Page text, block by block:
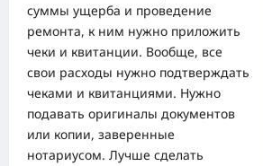
суммы ущерба и проведение
ремонта, к ним нужно приложить
чеки и квитанции. Вообще, все
свои расходы нужно подтверждать
чеками и квитанциями. Нужно
подавать оригиналы документов
или копии, заверенные
нотариусом. Лучше сделать